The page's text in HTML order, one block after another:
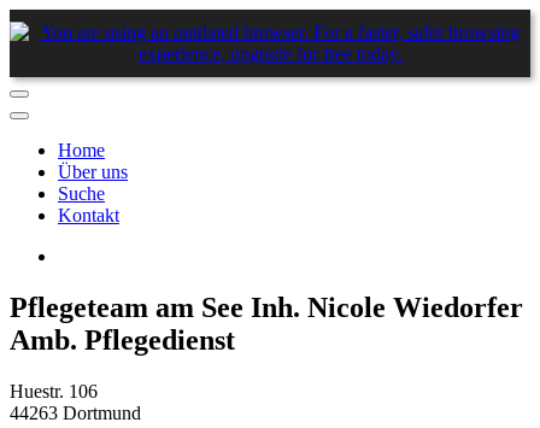
Home
Über uns
Suche
Kontakt
Pflegeteam am See Inh. Nicole Wiedorfer
Amb. Pflegedienst
Huestr. 106
44263 Dortmund